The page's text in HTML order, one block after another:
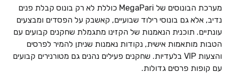
מערכת הבונוסים של MegaPari כוללת לא רק בונוס קבלת פנים
נדיב, אלא גם בונוסי רילוד שבועיים, קאשבק על הפסדים ומבצעים
עונתיים. תוכנית הנאמנות של הקזינו מתגמלת שחקנים קבועים עם
הטבות מותאמות אישית, נקודות נאמנות שניתן להמיר לפרסים
והצעות VIP בלעדיות. שחקנים פעילים נהנים גם מטורנירים קבועים
עם קופות פרסים גדולות.